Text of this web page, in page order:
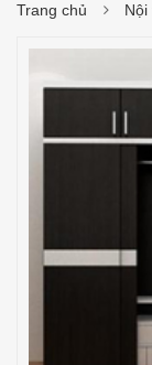
Trang chủ Nội